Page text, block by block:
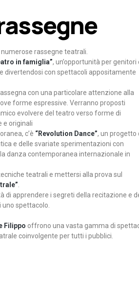
rassegne teatrali.
in famiglia”, un’opportunità per genitori
divertendosi con spettacoli appositamente
con una particolare attenzione alla
forme espressive. Verranno proposti
evolvere del teatro verso forme di
e originali
c’è “Revolution Dance”, un progetto
e delle svariate sperimentazioni con
danza contemporanea internazionale in
teatrali e mettersi alla prova sul
di apprendere i segreti della recitazione e
spettacolo.
Filippo offrono una vasta gamma di
coinvolgente per tutti i pubblici.